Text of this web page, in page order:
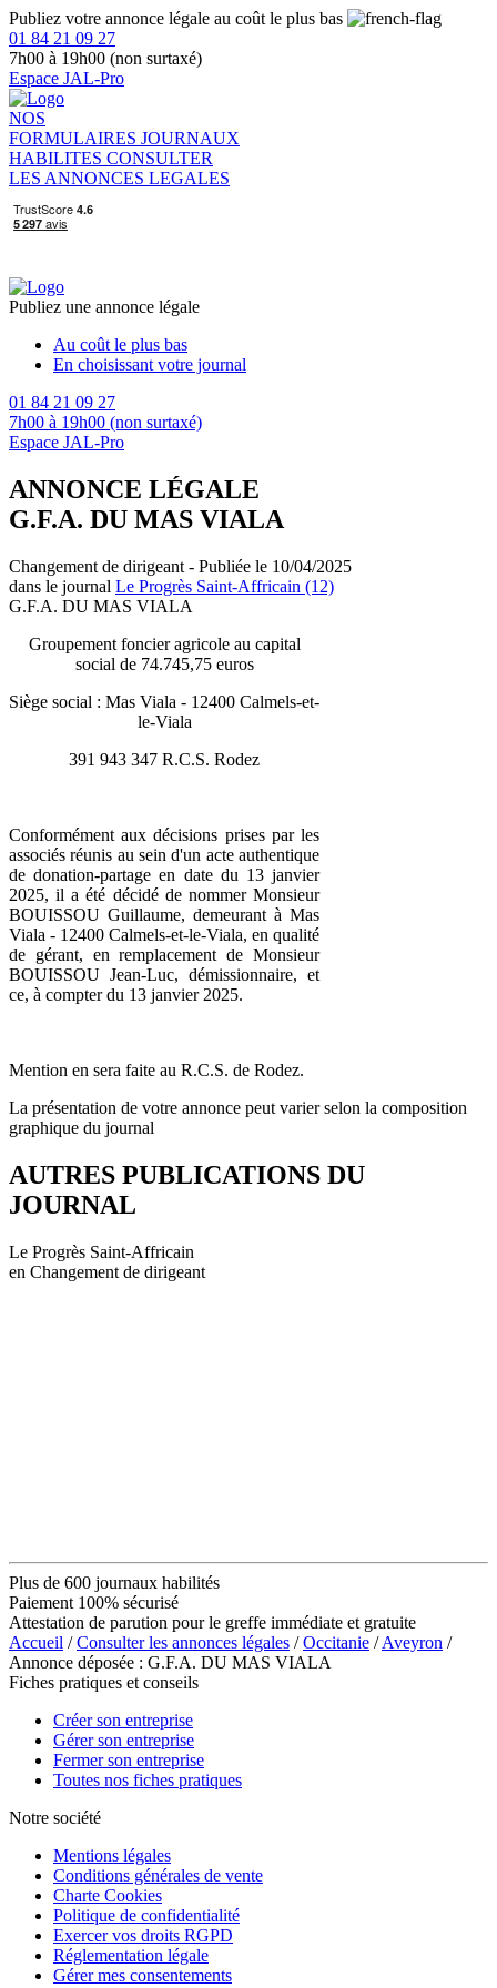
Publiez votre annonce légale au coût le plus bas
01 84 21 09 27
7h00 à 19h00 (non surtaxé)
Espace JAL-Pro
NOS
FORMULAIRES JOURNAUX
HABILITES CONSULTER
LES ANNONCES LEGALES
Publiez une annonce légale
Au coût le plus bas
En choisissant votre journal
01 84 21 09 27
7h00 à 19h00 (non surtaxé)
Espace JAL-Pro
ANNONCE LÉGALE
G.F.A. DU MAS VIALA
Changement de dirigeant - Publiée le 10/04/2025
dans le journal Le Progrès Saint-Affricain (12)
G.F.A. DU MAS VIALA
Groupement foncier agricole au capital
social de 74.745,75 euros
Siège social : Mas Viala - 12400 Calmels-et-
le-Viala
391 943 347 R.C.S. Rodez
Conformément aux décisions prises par les
associés réunis au sein d'un acte authentique
de donation-partage en date du 13 janvier
2025, il a été décidé de nommer Monsieur
BOUISSOU Guillaume, demeurant à Mas
Viala - 12400 Calmels-et-le-Viala, en qualité
de gérant, en remplacement de Monsieur
BOUISSOU Jean-Luc, démissionnaire, et
ce, à compter du 13 janvier 2025.
Mention en sera faite au R.C.S. de Rodez.
La présentation de votre annonce peut varier selon la composition
graphique du journal
AUTRES PUBLICATIONS DU
JOURNAL
Le Progrès Saint-Affricain
en Changement de dirigeant
Plus de 600 journaux habilités
Paiement 100% sécurisé
Attestation de parution pour le greffe immédiate et gratuite
Accueil /Consulter les annonces légales /Occitanie /Aveyron /
Annonce déposée : G.F.A. DU MAS VIALA
Fiches pratiques et conseils
Créer son entreprise
Gérer son entreprise
Fermer son entreprise
Toutes nos fiches pratiques
Notre société
Mentions légales
Conditions générales de vente
Charte Cookies
Politique de confidentialité
Exercer vos droits RGPD
Réglementation légale
Gérer mes consentements